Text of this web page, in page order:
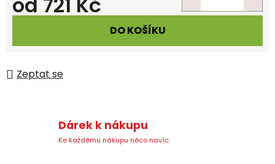
DO KOŠÍKU
Zeptat se
Dárek k nákupu
Ke každému nákupu něco navíc.